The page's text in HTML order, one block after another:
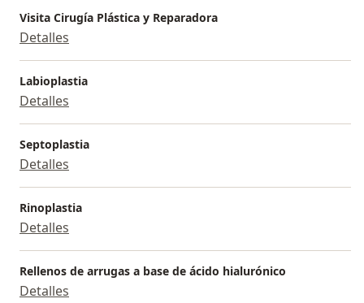
Visita Cirugía Plástica y Reparadora
Detalles
Labioplastia
Detalles
Septoplastia
Detalles
Rinoplastia
Detalles
Rellenos de arrugas a base de ácido hialurónico
Detalles